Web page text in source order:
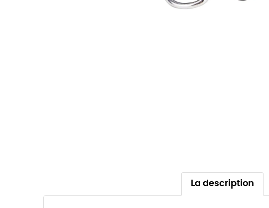
La description